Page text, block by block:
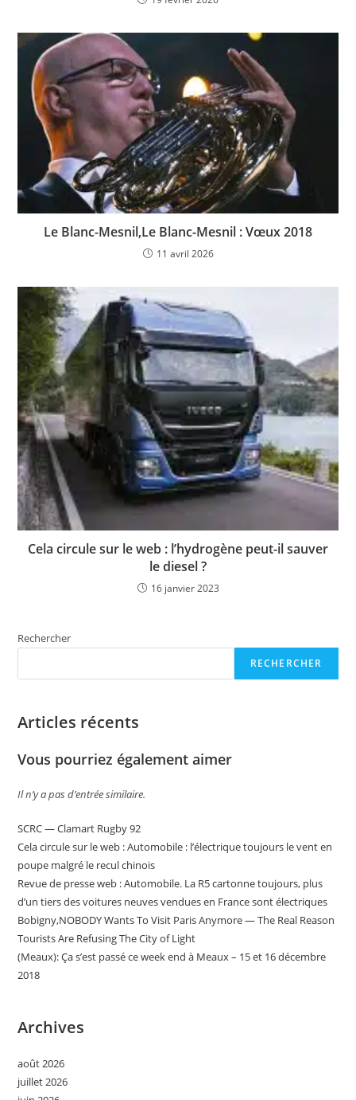
Le Blanc-Mesnil,Le Blanc-Mesnil : Vœux 2018
11 avril 2026
Cela circule sur le web : l’hydrogène peut-il sauver
le diesel ?
16 janvier 2023
Rechercher
RECHERCHER
Articles récents
Vous pourriez également aimer
Il n’y a pas d’entrée similaire.
SCRC — Clamart Rugby 92
Cela circule sur le web : Automobile : l’électrique toujours le vent en
poupe malgré le recul chinois
Revue de presse web : Automobile. La R5 cartonne toujours, plus
d’un tiers des voitures neuves vendues en France sont électriques
Bobigny,NOBODY Wants To Visit Paris Anymore — The Real Reason
Tourists Are Refusing The City of Light
(Meaux): Ça s’est passé ce week end à Meaux – 15 et 16 décembre
2018
Archives
août 2026
juillet 2026